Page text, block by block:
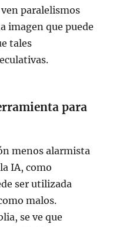
paralelismos
imagen que puede
tales
para
menos alarmista
IA, como
ser utilizada
malos.
se ve que